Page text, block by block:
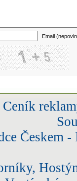
Email
Ceník
Českem